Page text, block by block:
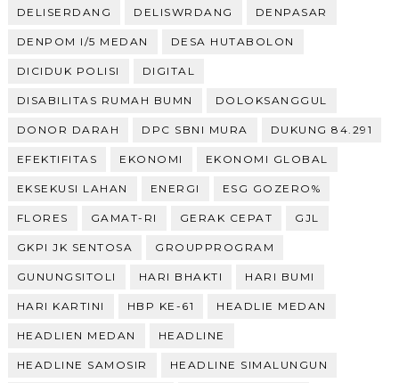
DELISERDANG DELISWRDANG DENPASAR
DENPOM I/5 MEDAN DESA HUTABOLON
DICIDUK POLISI DIGITAL
DISABILITAS RUMAH BUMN DOLOKSANGGUL
DONOR DARAH DPC SBNI MURA DUKUNG 84.291
EFEKTIFITAS EKONOMI EKONOMI GLOBAL
EKSEKUSI LAHAN ENERGI ESG GOZERO%
FLORES GAMAT-RI GERAK CEPAT GJL
GKPI JK SENTOSA GROUPPROGRAM
GUNUNGSITOLI HARI BHAKTI HARI BUMI
HARI KARTINI HBP KE-61 HEADLIE MEDAN
HEADLIEN MEDAN HEADLINE
HEADLINE SAMOSIR HEADLINE SIMALUNGUN